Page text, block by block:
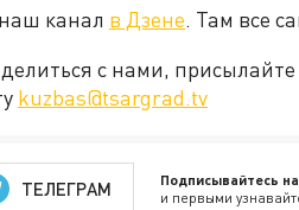
канал в Дзене. Там все
с нами,
kuzbas@tsargrad.tv
ТЕЛЕГРАМ Подписывайтесь
и первыми